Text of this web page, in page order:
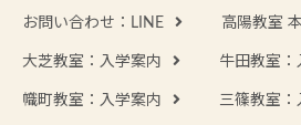
お問い合わせ：LINE 高陽教室
大芝教室：入学案内 牛田教室：
幟町教室：入学案内 三篠教室：